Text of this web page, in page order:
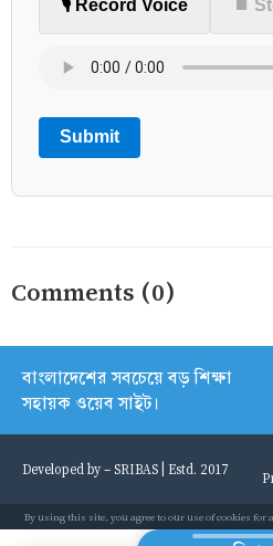
🎙️ Record Voice ⏹
Submit
Comments (0)
বাংলাদেশের সবচেয়ে বড় শিক্ষা
সহায়ক ওয়েব সাইট।
Developed by - SRIBAS | Estd. 2017
By using this site, you agree to our use of cookies